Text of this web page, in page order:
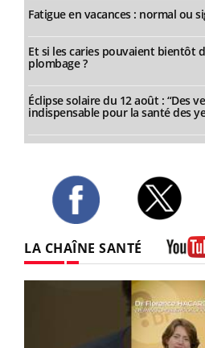
Fatigue en vacances : normal ou
Et si les caries pouvaient bientôt
plombage ?
Éclipse solaire du 12 août : “Des
indispensable pour la santé des
LA CHAÎNE SANTÉ